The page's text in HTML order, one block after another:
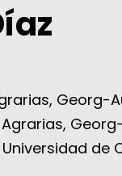
Georg-
de